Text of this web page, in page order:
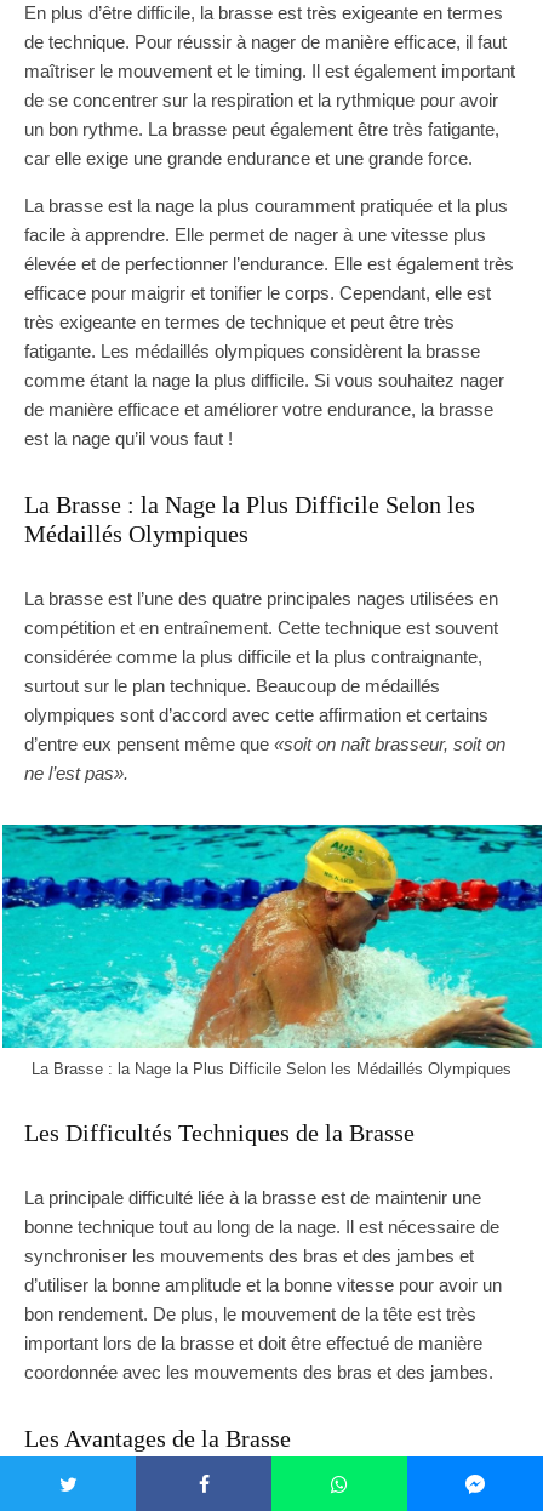
En plus d’être difficile, la brasse est très exigeante en termes
de technique. Pour réussir à nager de manière efficace, il faut
maîtriser le mouvement et le timing. Il est également important
de se concentrer sur la respiration et la rythmique pour avoir
un bon rythme. La brasse peut également être très fatigante,
car elle exige une grande endurance et une grande force.
La brasse est la nage la plus couramment pratiquée et la plus
facile à apprendre. Elle permet de nager à une vitesse plus
élevée et de perfectionner l’endurance. Elle est également très
efficace pour maigrir et tonifier le corps. Cependant, elle est
très exigeante en termes de technique et peut être très
fatigante. Les médaillés olympiques considèrent la brasse
comme étant la nage la plus difficile. Si vous souhaitez nager
de manière efficace et améliorer votre endurance, la brasse
est la nage qu’il vous faut !
La Brasse : la Nage la Plus Difficile Selon les
Médaillés Olympiques
La brasse est l’une des quatre principales nages utilisées en
compétition et en entraînement. Cette technique est souvent
considérée comme la plus difficile et la plus contraignante,
surtout sur le plan technique. Beaucoup de médaillés
olympiques sont d’accord avec cette affirmation et certains
d’entre eux pensent même que «soit on naît brasseur, soit on
ne l’est pas».
La Brasse : la Nage la Plus Difficile Selon les Médaillés Olympiques
Les Difficultés Techniques de la Brasse
La principale difficulté liée à la brasse est de maintenir une
bonne technique tout au long de la nage. Il est nécessaire de
synchroniser les mouvements des bras et des jambes et
d’utiliser la bonne amplitude et la bonne vitesse pour avoir un
bon rendement. De plus, le mouvement de la tête est très
important lors de la brasse et doit être effectué de manière
coordonnée avec les mouvements des bras et des jambes.
Les Avantages de la Brasse